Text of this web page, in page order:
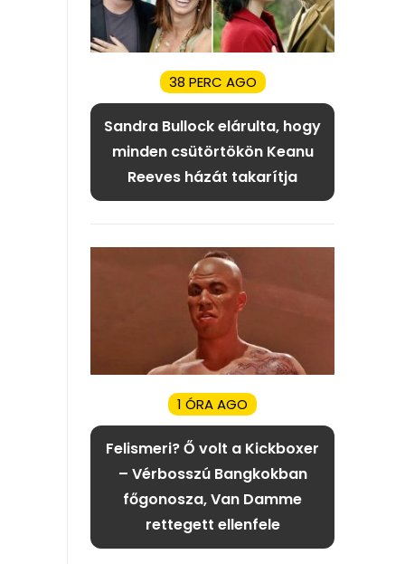
38 PERC AGO
Sandra Bullock elárulta, hogy
minden csütörtökön Keanu
Reeves házát takarítja
1 ÓRA AGO
Felismeri? Ő volt a Kickboxer
– Vérbosszú Bangkokban
főgonosza, Van Damme
rettegett ellenfele